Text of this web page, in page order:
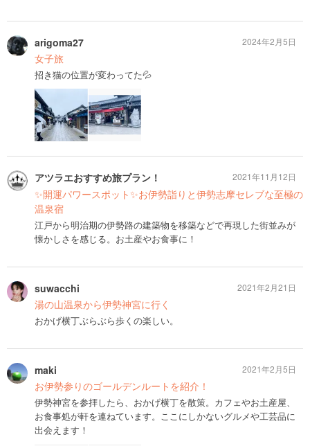
arigoma27
女子旅
招き猫の位置が変わってた💦
2024年2月5日
アツラエおすすめ旅プラン！
✨開運パワースポット✨お伊勢詣りと伊勢志摩セレブな至極の
温泉宿
江戸から明治期の伊勢路の建築物を移築などで再現した街並みが
懐かしさを感じる。お土産やお食事に！
2021年11月12日
suwacchi
湯の山温泉から伊勢神宮に行く
おかげ横丁ぶらぶら歩くの楽しい。
2021年2月21日
maki
お伊勢参りのゴールデンルートを紹介！
伊勢神宮を参拝したら、おかげ横丁を散策。カフェやお土産屋、
お食事処が軒を連ねています。ここにしかないグルメや工芸品に
出会えます！
2021年2月5日